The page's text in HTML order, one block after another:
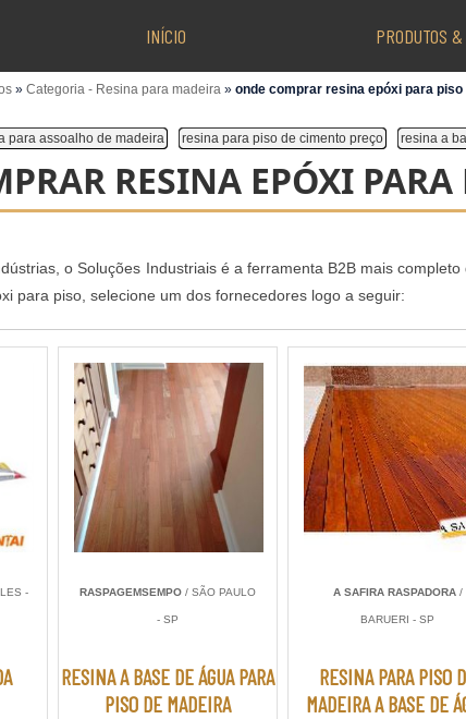
INÍCIO PRODUTOS
» Categoria - Resina para madeira » onde comprar resina epóxi para piso
para assoalho de madeira resina para piso de cimento preço resina a
RESINA EPÓXI PARA
o Soluções Industriais é a ferramenta B2B mais
para piso, selecione um dos fornecedores logo a seguir:
- RASPAGEMSEMPO / SÃO PAULO
- SP
RESINA A BASE DE ÁGUA PARA
PISO DE MADEIRA
A SAFIRA RASPADORA/
BARUERI - SP
RESINA PARA PISO
MADEIRA A BASE DE